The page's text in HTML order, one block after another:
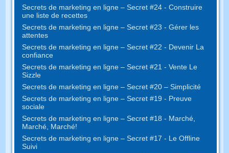
Secrets de marketing en ligne – Secret #24 - Construire
une liste de recettes
Secrets de marketing en ligne – Secret #23 - Gérer les
attentes
Secrets de marketing en ligne – Secret #22 - Devenir La
confiance
Secrets de marketing en ligne – Secret #21 - Vente Le
Sizzle
Secrets de marketing en ligne – Secret #20 – Simplicité
Secrets de marketing en ligne – Secret #19 - Preuve
sociale
Secrets de marketing en ligne – Secret #18 - Marché,
Marché, Marché!
Secrets de marketing en ligne – Secret #17 - Le Offline
Suivi